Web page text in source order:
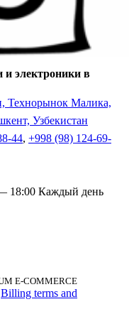
и электроники в
Технорынок Малика,
Узбекистан
44, +998 (98) 124-69-
18:00 Каждый день
E-COMMERCE
Billing terms and